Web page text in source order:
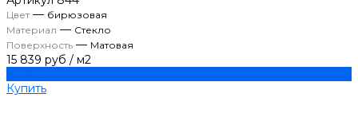
Цвет— бирюзовая
Материал — Стекло
Поверхность — Матовая
15 839 руб / м2
Купить